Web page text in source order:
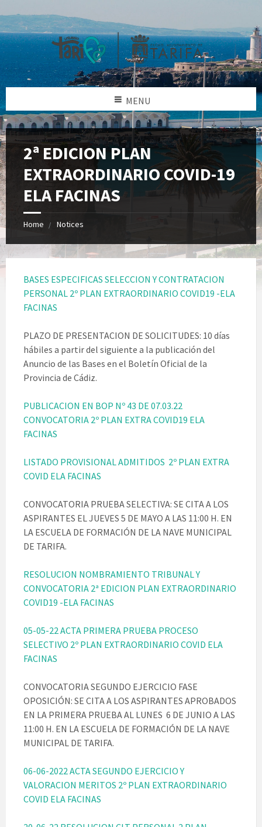
MENU
2ª EDICION PLAN
EXTRAORDINARIO COVID-19
ELA FACINAS
Home Notices
BASES ESPECIFICAS SELECCION Y CONTRATACION
PERSONAL 2º PLAN EXTRAORDINARIO COVID19 -ELA
FACINAS
PLAZO DE PRESENTACION DE SOLICITUDES: 10 días
hábiles a partir del siguiente a la publicación del
Anuncio de las Bases en el Boletín Oficial de la
Provincia de Cádiz.
PUBLICACION EN BOP Nº 43 DE 07.03.22
CONVOCATORIA 2º PLAN EXTRA COVID19 ELA
FACINAS
LISTADO PROVISIONAL ADMITIDOS 2º PLAN EXTRA
COVID ELA FACINAS
CONVOCATORIA PRUEBA SELECTIVA: SE CITA A LOS
ASPIRANTES EL JUEVES 5 DE MAYO A LAS 11:00 H. EN
LA ESCUELA DE FORMACIÓN DE LA NAVE MUNICIPAL
DE TARIFA.
RESOLUCION NOMBRAMIENTO TRIBUNAL Y
CONVOCATORIA 2ª EDICION PLAN EXTRAORDINARIO
COVID19 -ELA FACINAS
05-05-22 ACTA PRIMERA PRUEBA PROCESO
SELECTIVO 2º PLAN EXTRAORDINARIO COVID ELA
FACINAS
CONVOCATORIA SEGUNDO EJERCICIO FASE
OPOSICIÓN: SE CITA A LOS ASPIRANTES APROBADOS
EN LA PRIMERA PRUEBA AL LUNES 6 DE JUNIO A LAS
11:00 H. EN LA ESCUELA DE FORMACIÓN DE LA NAVE
MUNICIPAL DE TARIFA.
06-06-2022 ACTA SEGUNDO EJERCICIO Y
VALORACION MERITOS 2º PLAN EXTRAORDINARIO
COVID ELA FACINAS